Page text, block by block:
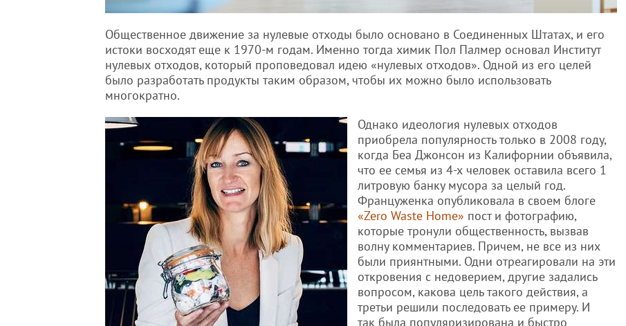
Общественное движение за нулевые отходы было основано в Соединенных Штатах, и его
истоки восходят еще к 1970-м годам. Именно тогда химик Пол Палмер основал Институт
нулевых отходов, который проповедовал идею «нулевых отходов». Одной из его целей
было разработать продукты таким образом, чтобы их можно было использовать
многократно.
Однако идеология нулевых отходов
приобрела популярность только в 2008 году,
когда Беа Джонсон из Калифорнии объявила,
что ее семья из 4-х человек оставила всего 1
литровую банку мусора за целый год.
Француженка опубликовала в своем блоге
«Zero Waste Home» пост и фотографию,
которые тронули общественность, вызвав
волну комментариев. Причем, не все из них
были приянтными. Одни отреагировали на эти
откровения с недоверием, другие задались
вопросом, какова цель такого действия, а
третьи решили последовать ее примеру. И
так была популяризирована и быстро